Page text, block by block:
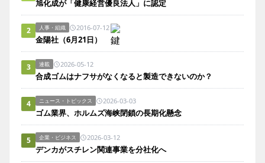
旭化成が「健康経営優良法人」に認定
2 人事・組織 2016-07-12
金陽社（6月21日）
3 連載 2026-05-12
合成ゴムはナフサがなくなると製造できないのか？
4 ニュース・トピックス 2026-03-03
ゴム業界、ホルムズ海峡閉鎖の長期化懸念
5 企業・ビジネス 2026-03-12
デンカがスチレン関連事業を分社化へ